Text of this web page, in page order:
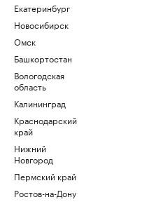
Екатеринбург
Новосибирск
Омск
Башкортостан
Вологодская
область
Калининград
Краснодарский
край
Нижний
Новгород
Пермский край
Ростов-на-Дону